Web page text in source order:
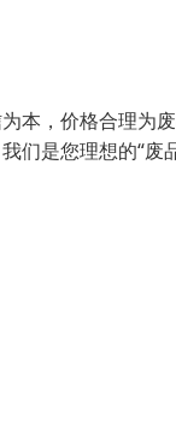
本，价格合理为
们是您理想的“废